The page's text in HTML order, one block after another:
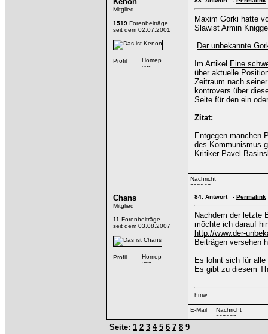
Mitglied
1519 Forenbeiträge
seit dem 02.07.2001
Maxim Gorki hatte
Slawist Armin
Der unbekannte
Im Artikel Eine
über aktuelle
Zeitraum nach
kontrovers über
Seite für den ein
Zitat:
Entgegen manchen
des Kommunismus
Kritiker Pavel
Chans
Mitglied
11 Forenbeiträge
seit dem 03.08.2007
84. Antwort - Permalink
Nachdem der letzte
möchte ich darauf
http://www.der-
Beiträgen versehen
Es lohnt sich für
Es gibt zu diesem
hmw
Seite: 1 2 3 4 5 6 7 8 9